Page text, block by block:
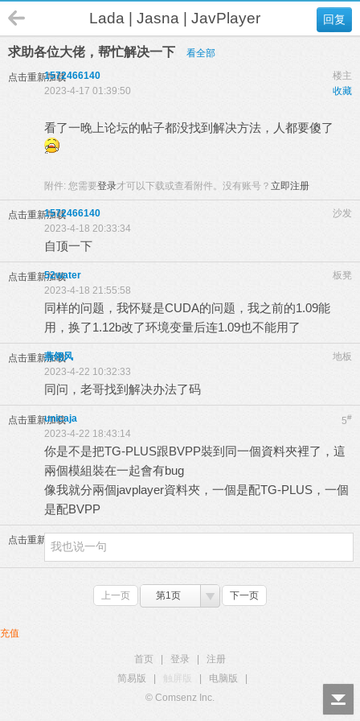
回复
Lada | Jasna | JavPlayer
求助各位大佬，帮忙解决一下 看全部
点击重新加载 楼主
1572466140
收藏
2023-4-17 01:39:50
看了一晚上论坛的帖子都没找到解决方法，人都要傻了
附件: 您需要登录才可以下载或查看附件。没有账号？ 立即注册
点击重新加载 沙发
1572466140
2023-4-18 20:33:34
自顶一下
点击重新加载 板凳
52water
2023-4-18 21:55:58
同样的问题，我怀疑是CUDA的问题，我之前的1.09能
用，换了1.12b改了环境变量后连1.09也不能用了
点击重新加载 地板
燕翎风
2023-4-22 10:32:33
同问，老哥找到解决办法了码
点击重新加载 5#
unicaja
2023-4-22 18:43:14
你是不是把TG-PLUS跟BVPP裝到同一個資料夾裡了，這
兩個模組裝在一起會有bug
像我就分兩個javplayer資料夾，一個是配TG-PLUS，一個
是配BVPP
点击重新加载
上一页 第1页 下一页
充值
首页 登录
注册
简易版
触屏版 电脑版
© Comsenz Inc.